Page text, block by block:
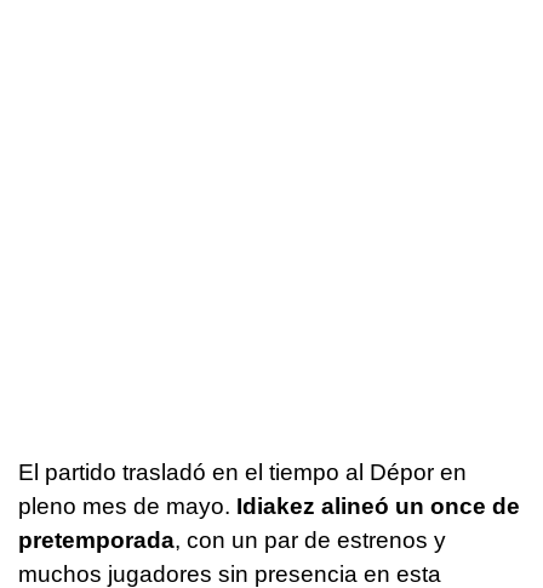
El partido trasladó en el tiempo al Dépor en
pleno mes de mayo. Idiakez alineó un once de
pretemporada, con un par de estrenos y
muchos jugadores sin presencia en esta